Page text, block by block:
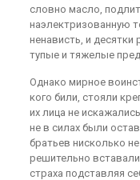
словно масло,
наэлектризованную
ненависть, и
тупые и тяжелые
Однако мирное
кого били, стояли
их лица не
не в силах были
братьев нисколько
решительно
страха подставляя